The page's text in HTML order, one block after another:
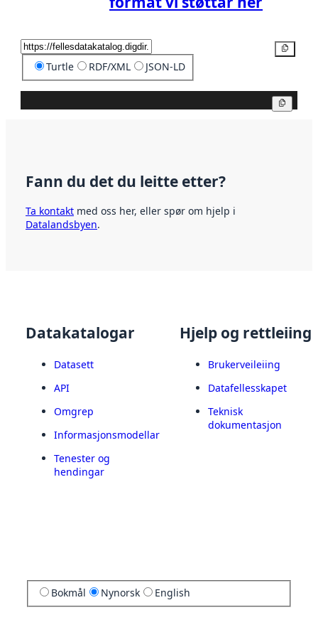
Turtle RDF/XML JSON-LD
Fann du det du leitte etter?
Ta kontakt med oss her, eller spør om hjelp i
Datalandsbyen.
Datakatalogar
Datasett
API
Omgrep
Informasjonsmodellar
Tenester og
hendingar
Hjelp og rettleiing
Brukerveileiing
Datafellesskapet
Teknisk
dokumentasjon
Bokmål Nynorsk English